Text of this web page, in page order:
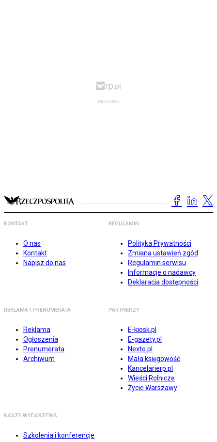
KONTAKT
O nas
Kontakt
Napisz do nas
REGULAMIN
Polityka Prywatności
Zmiana ustawień zgód
Regulamin serwisu
Informacje o nadawcy
Deklaracja dostępności
REKLAMA I PRENUMERATA
Reklama
Ogłoszenia
Prenumerata
Archiwum
PARTNERZY
E-kiosk.pl
E-gazety.pl
Nexto.pl
Mała księgowość
Kancelarierp.pl
Wieści Rolnicze
Życie Warszawy
NASZE WYDARZENIA
Szkolenia i konferencje